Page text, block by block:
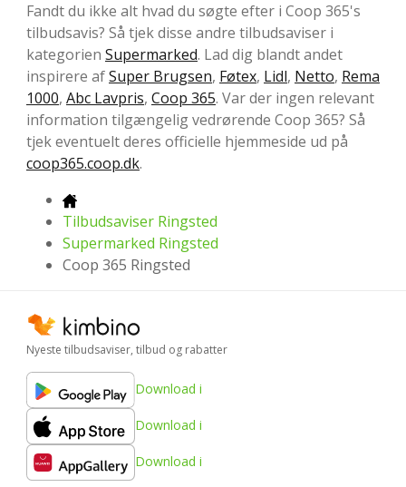
Fandt du ikke alt hvad du søgte efter i Coop 365's
tilbudsavis? Så tjek disse andre tilbudsaviser i
kategorien Supermarked. Lad dig blandt andet
inspirere afSuper Brugsen, Føtex, Lidl, Netto, Rema
1000, Abc Lavpris, Coop 365. Var der ingen relevant
information tilgængelig vedrørende Coop 365? Så
tjek eventuelt deres officielle hjemmeside ud på
coop365.coop.dk.
Tilbudsaviser Ringsted
Supermarked Ringsted
Coop 365 Ringsted
Nyeste tilbudsaviser, tilbud og rabatter
Download i
Download i
Download i